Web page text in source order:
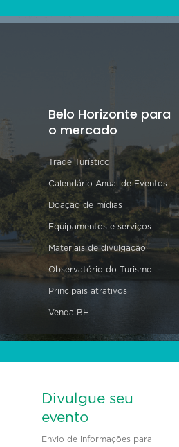
Belo Horizonte para
o mercado
Trade Turístico
Calendário Anual de Eventos
Doação de mídias
Equipamentos e serviços
Materiais de divulgação
Observatório do Turismo
Principais atrativos
Venda BH
Divulgue seu
evento
Envio de informações para